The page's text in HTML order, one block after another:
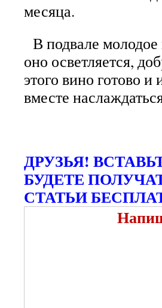
месяца.
В подвале
оно осветляется,
этого вино готово
вместе
ДРУЗЬЯ!
БУДЕТЕ
СТАТЬИ